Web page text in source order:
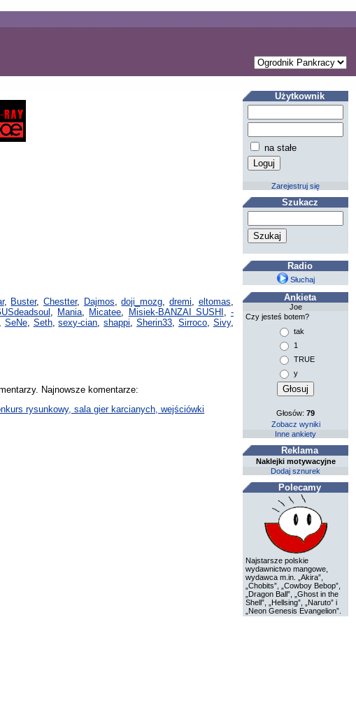
, Buster,Chestter, Dajmos,doji_mozg,dremi, eltomas,
, Mania, Micatee, Misiek-BANZAI SUSHI , -
SeNe, Seth,sexy-cian,shappi,Sherin33, Sirroco, Sivy,
Najnowsze komentarze:
rysunkowy, sala gier karcianych, wejściówki
Użytkownik
na stałe
Zarejestruj się
Szukacz
Radio
Słuchaj
Ankieta
Joe
Czy jesteś botem?
tak
1
TRUE
y
Głosów:79
Zobacz wyniki
Inne ankiety
Reklama
Naklejki motywacyjne
Dodaj sznurek
Polecamy
Najstarsze polskie
wydawnictwo mangowe,
wydawca m.in. „Akira”,
„Chobits”, „Cowboy Bebop”,
„Dragon Ball”, „Ghost in the
Shell”, „Hellsing”, „Naruto” i
„Neon Genesis Evangelion”.